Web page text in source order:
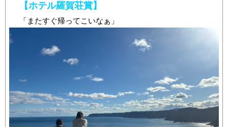
【ホテル羅賀荘賞】
「またすぐ帰ってこいなぁ」